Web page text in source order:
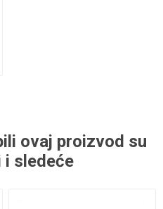
ovaj proizvod su
i sledeće